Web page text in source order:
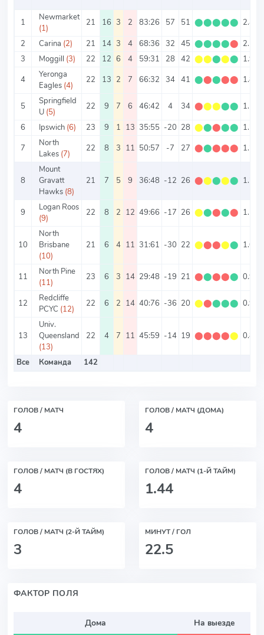
1
Newmarket
(1)
21 16 3 2 83:26 57 51 ⬤⬤⬤⬤⬤ 2.43
2
Carina (2) 21 14 3 4 68:36 32 45 ⬤⬤⬤⬤⬤ 2.14
3
Moggill (3) 22 12 6 4 59:31 28 42 ⬤⬤⬤⬤⬤ 1.91
4
Yeronga
Eagles (4)
22 13 2 7 66:32 34 41 ⬤⬤⬤⬤⬤ 1.86
5
Springfield
U (5)
22 9 7 6 46:42 4 34 ⬤⬤⬤⬤⬤ 1.55
6
Ipswich (6) 23 9 1 13 35:55 -20 28 ⬤⬤⬤⬤⬤ 1.22
7
North
Lakes (7)
22 8 3 11 50:57 -7 27 ⬤⬤⬤⬤⬤ 1.23
8
Mount
Gravatt
Hawks (8)
21 7 5 9 36:48 -12 26 ⬤⬤⬤⬤⬤ 1.24
9
Logan Roos
(9)
22 8 2 12 49:66 -17 26 ⬤⬤⬤⬤⬤ 1.18
10
North
Brisbane
(10)
21 6 4 11 31:61 -30 22 ⬤⬤⬤⬤⬤ 1.05
11
North Pine
(11)
23 6 3 14 29:48 -19 21 ⬤⬤⬤⬤⬤ 0.91
12
Redcliffe
PCYC (12)
22 6 2 14 40:76 -36 20 ⬤⬤⬤⬤⬤ 0.91
13
Univ.
Queensland
(13)
22 4 7 11 45:59 -14 19 ⬤⬤⬤⬤⬤ 0.86
Все Команда 142
ГОЛОВ / МАТЧ
4
ГОЛОВ / МАТЧ (ДОМА)
4
ГОЛОВ / МАТЧ (В ГОСТЯХ)
4
ГОЛОВ / МАТЧ (1-Й ТАЙМ)
1.44
ГОЛОВ / МАТЧ (2-Й ТАЙМ)
3
МИНУТ / ГОЛ
22.5
ФАКТОР ПОЛЯ
Дома
На выезде